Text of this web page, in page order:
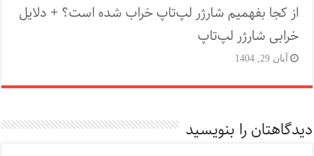
از کجا بفهمیم شارژر لپ‌تاپ خراب شده است؟ + دلایل
خرابی شارژر لپ‌تاپ
آبان 29, 1404
دیدگاهتان را بنویسید